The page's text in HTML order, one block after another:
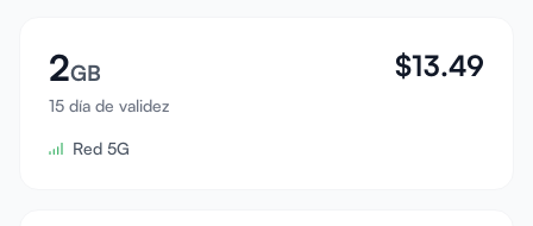
Soporte
Compatibilidad de dispositivos
Iniciar sesión
2GB
15 día de validez
$13.49
Red 5G